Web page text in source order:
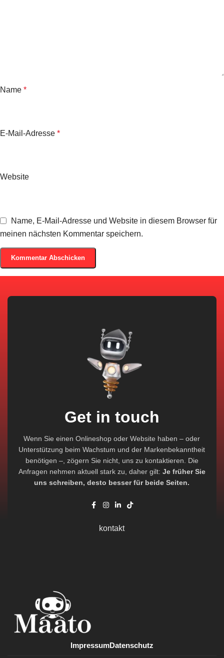
Name *
E-Mail-Adresse *
Website
Name, E-Mail-Adresse und Website in diesem Browser für
meinen nächsten Kommentar speichern.
Get in touch
Wenn Sie einen Onlineshop oder Website haben – oder
Unterstützung beim Wachstum und der Markenbekanntheit
benötigen –, zögern Sie nicht, uns zu kontaktieren. Die
Anfragen nehmen aktuell stark zu, daher gilt: Je früher Sie
uns schreiben, desto besser für beide Seiten.
kontakt
ImpressumDatenschutz